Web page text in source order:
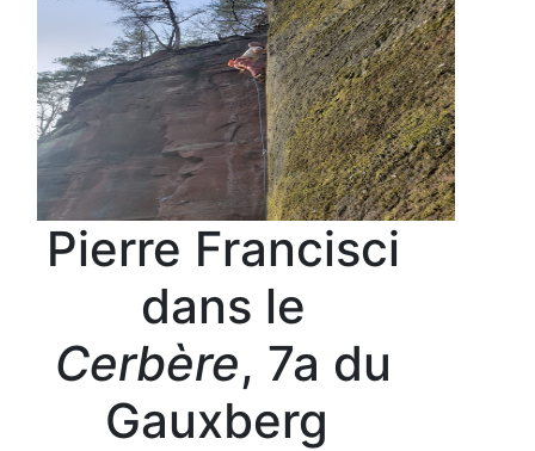
Pierre Francisci
dans le
Cerbère, 7a du
Gauxberg